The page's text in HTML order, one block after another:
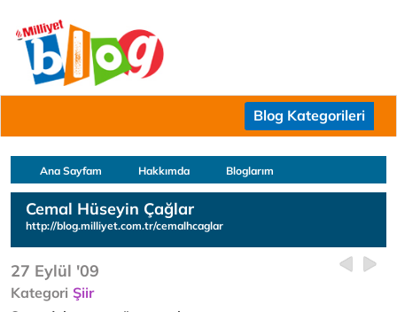
Blog Kategorileri
Ana Sayfam Hakkımda Bloglarım
Cemal Hüseyin Çağlar
http://blog.milliyet.com.tr/cemalhcaglar
27 Eylül '09
Kategori Şiir